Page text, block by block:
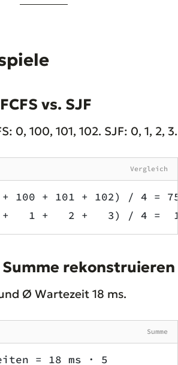
vs. SJF
0, 100, 101, 102. SJF: 0, 1, 2, 3.
Vergleich
+ 100 + 101 + 102) / 4 =
+   1 +   2 +   3) / 4 =
rekonstruieren
Ø Wartezeit 18 ms.
Summe
= 18 ms · 5